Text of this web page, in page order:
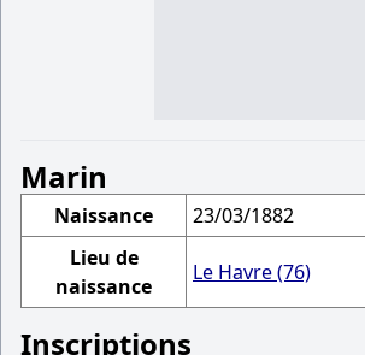
Marin
Naissance
23/03/1882
Lieu de
naissance
Le Havre (76)
Inscriptions